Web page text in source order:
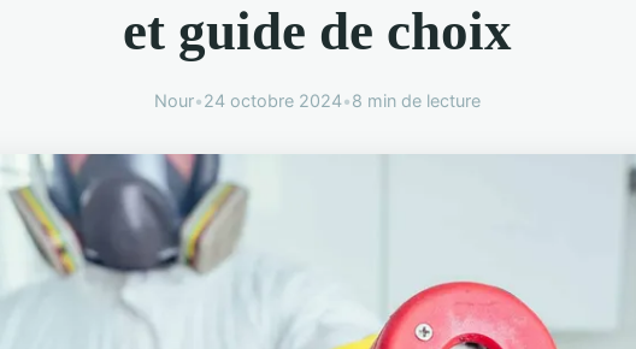
et guide de choix
Nour•24 octobre 2024•8 min de lecture